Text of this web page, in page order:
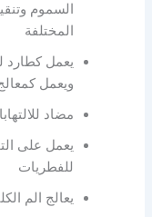
السموم
المختلفة
يعمل كطارد
ويعمل
مضاد
يعمل على
للفطريات
يعالج الم